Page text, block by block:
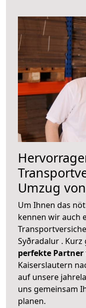
Umzug
Um Ihnen das
kennen wir auch
Syðradalur .
perfekte Partner
Kaiserslautern
auf unsere
uns gemeinsam
planen.